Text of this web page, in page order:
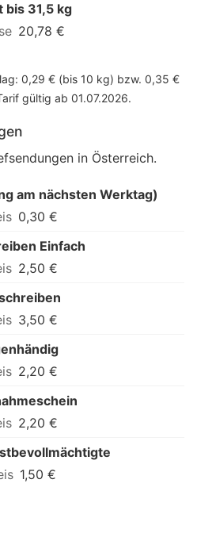
bis 31,5 kg
20,78 €
0,29 € (bis 10 kg) bzw. 0,35 €
gültig ab 01.07.2026.
in Österreich.
am nächsten Werktag)
0,30 €
Einfach
2,50 €
3,50 €
2,20 €
2,20 €
1,50 €